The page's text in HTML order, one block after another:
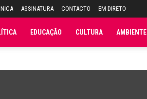
ASSINATURA CONTACTO EM DIRETO
EDUCAÇÃO CULTURA AMBIENTE